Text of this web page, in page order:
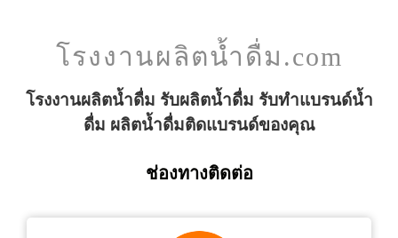
โรงงานผลิตน้ำดื่ม.com
โรงงานผลิตน้ำดื่ม รับผลิตน้ำดื่ม รับทำแบรนด์น้ำ
ดื่ม ผลิตน้ำดื่มติดแบรนด์ของคุณ
ช่องทางติดต่อ